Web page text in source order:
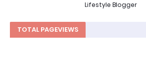
Lifestyle Blogger
TOTAL PAGEVIEWS